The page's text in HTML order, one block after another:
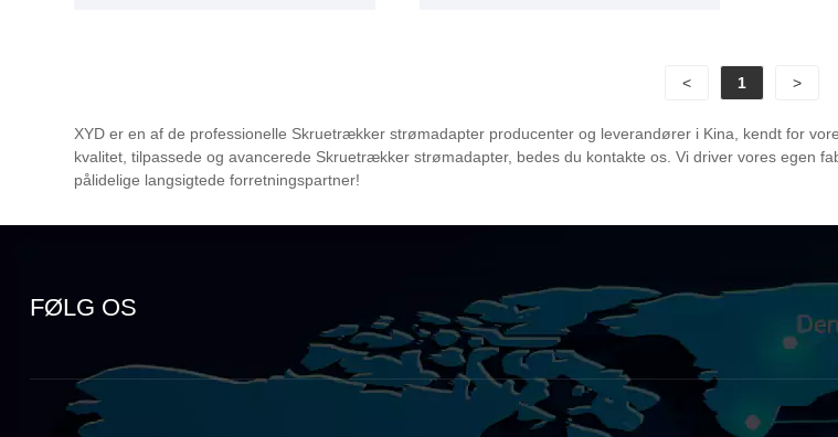
< 1 >
XYD er en af ​​de professionelle Skruetrækker strømadapter producenter og leverandører i Kina, kendt for
kvalitet, tilpassede og avancerede Skruetrækker strømadapter, bedes du kontakte os. Vi driver vores egen
pålidelige langsigtede forretningspartner!
FØLG OS